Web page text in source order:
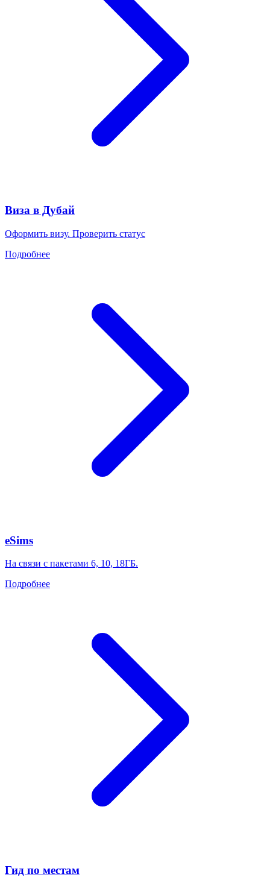
Виза в Дубай
Оформить визу. Проверить статус
Подробнее
eSims
На связи с пакетами 6, 10, 18ГБ.
Подробнее
Гид по местам